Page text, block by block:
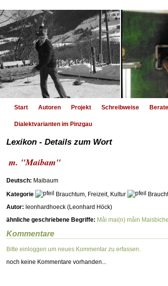
Start Autoren Projekt Schreibweise
Dialektvarianten im Pinzgau
Lexikon - Details zum Wort
m. "Maibam"
Deutsch: Maibaum
Kategorie
Brauchtum, Freizeit, Kultur
Autor: leonhardhoeck (Leonhard Höck)
ähnliche geschriebene Begriffe: Måi mai(n) måin
Kommentare
Bitte einloggen um neues Kommentar zu erfassen.
noch keine Kommentare vorhanden...